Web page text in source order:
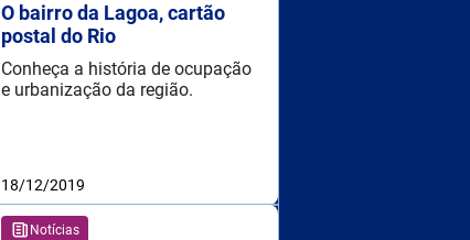
O bairro da Lagoa, cartão
postal do Rio
Conheça a história de ocupação
e urbanização da região.
18/12/2019
Notícias